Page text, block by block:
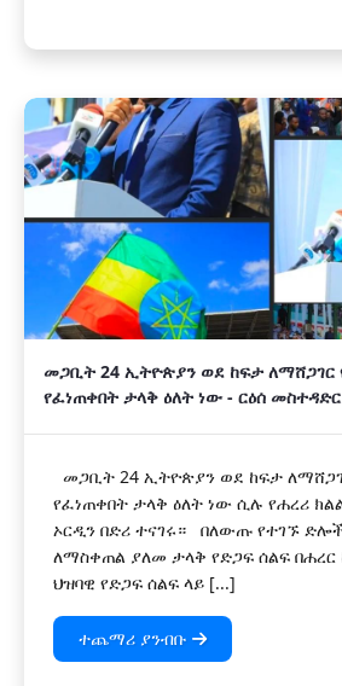
መጋቢት 24 ኢትዮጵያን ወደ ከፍታ ለማሸጋገር
የፈነጠቀበት ታላቅ ዕለት ነው - ርዕሰ
መጋቢት 24 ኢትዮጵያን ወደ ከፍታ
የፈነጠቀበት ታላቅ ዕለት ነው ሲሉ የሐረሪ
ኦርዲን በድሪ ተናገሩ። በለውጡ የተገኙ
ለማስቀጠል ያለመ ታላቅ የድጋፍ ሰልፍ
ህዝባዊ የድጋፍ ሰልፍ ላይ [...]
ተጨማሪ ያንብቡ